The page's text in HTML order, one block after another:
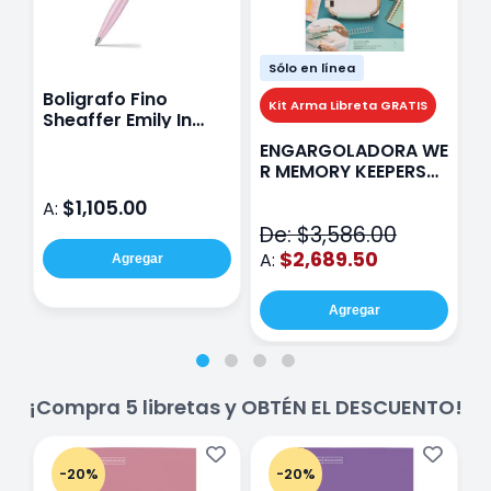
Boligrafo Fino
Sheaffer Emily In
A: $1,105.00
Agregar
Sólo en línea
Kit Arma Libreta GRATIS
ENGARGOLADORA WE
R MEMORY KEEPERS
De: $3,586.00
A: $2,689.50
Agregar
¡Compra 5 libretas y OBTÉN EL DESCUENTO!
-20% -20%